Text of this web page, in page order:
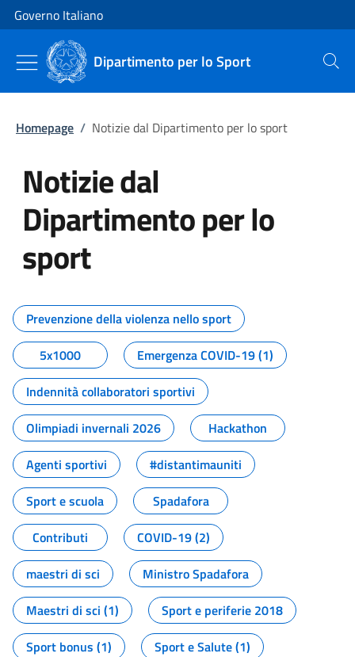
Vai al contenuto
Vai alla navigazione del sito
Governo Italiano
Dipartimento per lo Sport Cerca
Homepage / Notizie dal Dipartimento per lo sport
Notizie dal
Dipartimento per lo
sport
Tutti i contenuti della pagina
Prevenzione della violenza nello sport
5x1000
Emergenza COVID-19 (1)
Indennità collaboratori sportivi
Olimpiadi invernali 2026
Hackathon
Agenti sportivi
#distantimauniti
Sport e scuola
Spadafora
Contributi
COVID-19 (2)
maestri di sci
Ministro Spadafora
Maestri di sci (1)
Sport e periferie 2018
Sport bonus (1)
Sport e Salute (1)